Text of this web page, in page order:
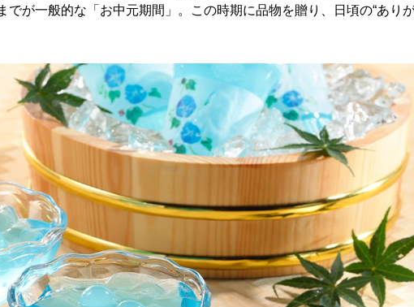
が一般的な「お中元期間」。この時期に品物を贈り、日頃の“あり